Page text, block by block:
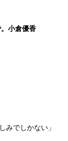
小倉優香
みでしかない」